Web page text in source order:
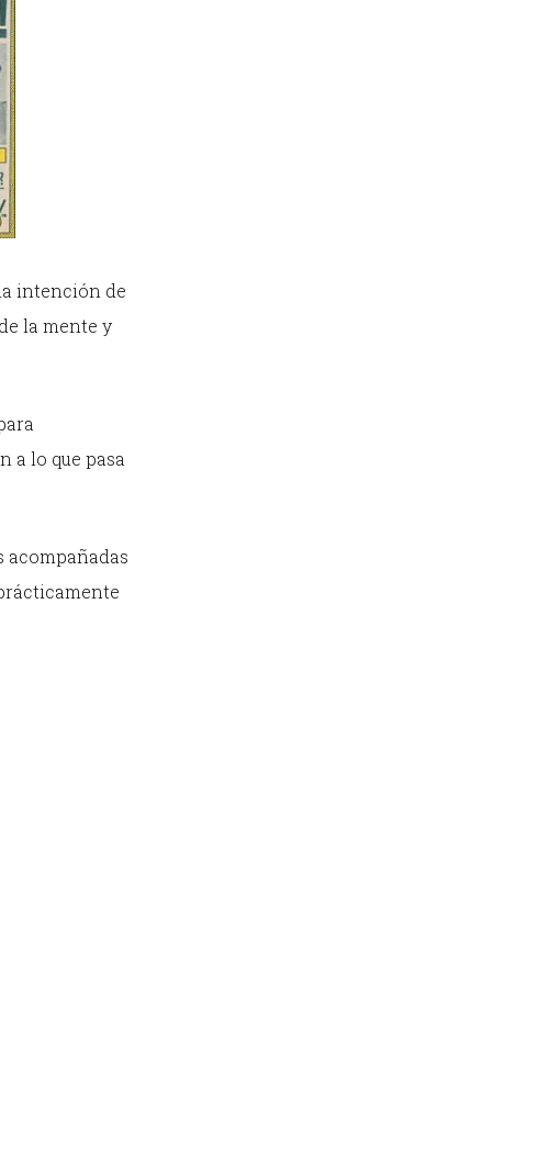
intención de
la mente y
a lo que pasa
acompañadas